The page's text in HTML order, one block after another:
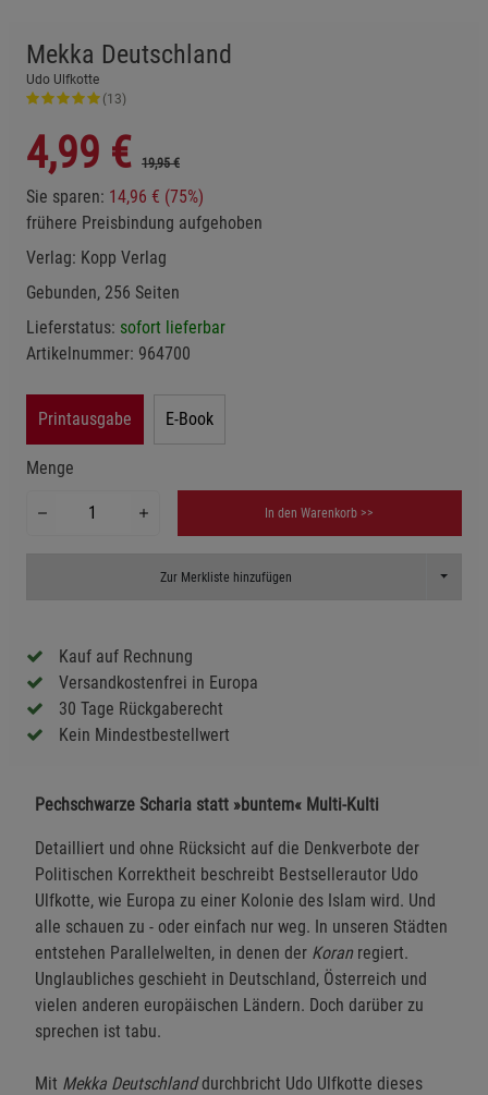
Mekka Deutschland
Udo Ulfkotte
(13)
4,99 € 19,95 €
Sie sparen: 14,96 € (75%)
frühere Preisbindung aufgehoben
Verlag: Kopp Verlag
Gebunden, 256 Seiten
Lieferstatus: sofort lieferbar
Artikelnummer: 964700
Printausgabe E-Book
Menge
In den Warenkorb >>
Zur Merkliste hinzufügen Toggle
Kauf auf Rechnung
Versandkostenfrei in Europa
30 Tage Rückgaberecht
Kein Mindestbestellwert
Pechschwarze Scharia statt »buntem« Multi-Kulti
Detailliert und ohne Rücksicht auf die Denkverbote der
Politischen Korrektheit beschreibt Bestsellerautor Udo
Ulfkotte, wie Europa zu einer Kolonie des Islam wird. Und
alle schauen zu - oder einfach nur weg. In unseren Städten
entstehen Parallelwelten, in denen der Koran regiert.
Unglaubliches geschieht in Deutschland, Österreich und
vielen anderen europäischen Ländern. Doch darüber zu
sprechen ist tabu.
Mit Mekka Deutschlanddurchbricht Udo Ulfkotte dieses